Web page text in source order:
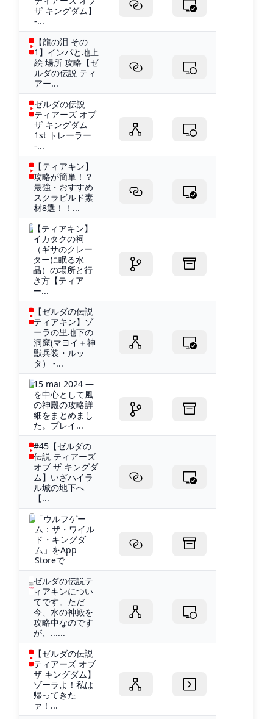
ザ キングダム】
-...
【龍の泪 その
1】インパと地上
絵 場所 攻略【ゼ
ルダの伝説 ティ
アー...
ゼルダの伝説
ティアーズ オブ
ザ キングダム
1st トレーラー
-...
【ティアキン】
攻略が簡単！？
最強・おすすめ
スクラビルド素
材8選！！...
【ティアキン】
イカタクの祠
（ギサのクレー
ターに眠る水
晶）の場所と行
き方【ティア
ー...
【ゼルダの伝説
ティアキン】ゾ
ーラの里地下の
洞窟(マヨイ＋神
獣兵装・ルッ
タ） -...
15 mai 2024 —
を中心として風
の神殿の攻略詳
細をまとめまし
た。プレイ...
#45【ゼルダの
伝説 ティアーズ
オブ ザ キングダ
ム】いざハイラ
ル城の地下へ
【...
‎「ウルフゲー
ム：ザ・ワイル
ド・キングダ
ム」をApp
Storeで
ゼルダの伝説テ
ィアキンについ
てです。ただ
今、水の神殿を
攻略中なのです
が、......
【ゼルダの伝説
ティアーズ オブ
ザ キングダム】
ゾーラよ！私は
帰ってきた
ァ！...